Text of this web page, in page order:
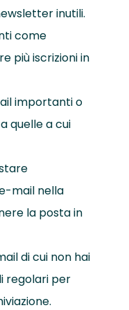
inutili.
come
più iscrizioni in
importanti o
quelle a cui
mail nella
la posta in
di cui non hai
regolari per